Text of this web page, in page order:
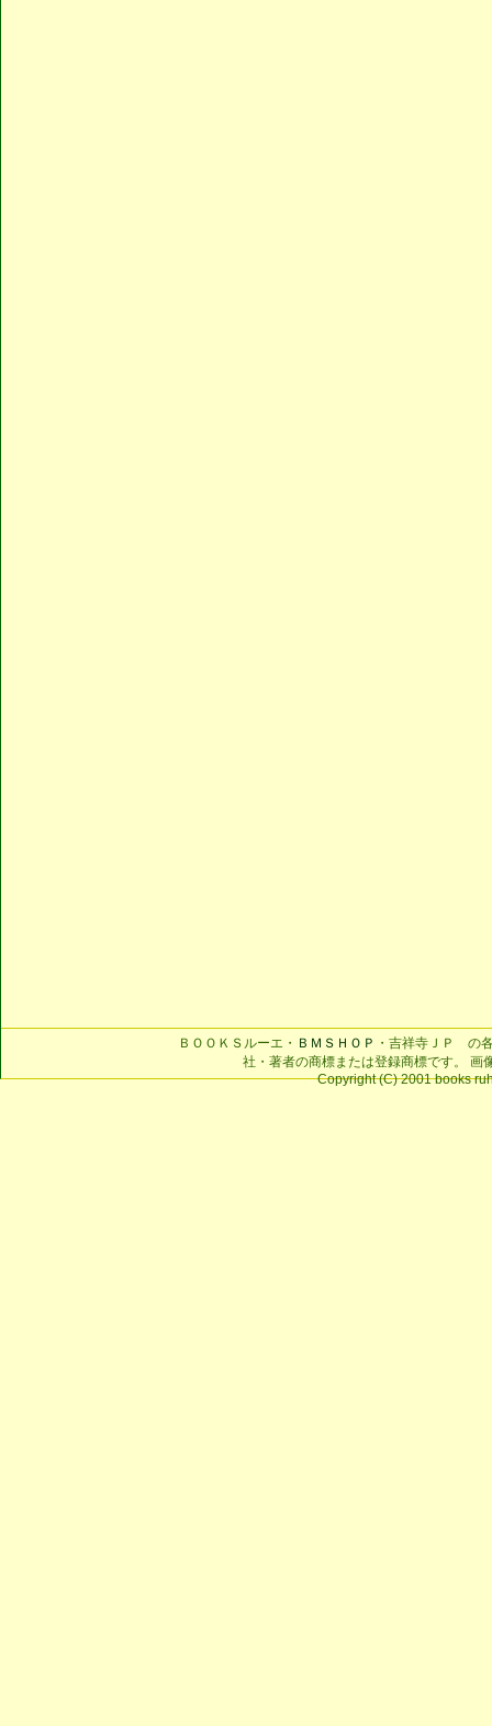
ＢＯＯＫＳルーエ・ ＢＭＳＨＯＰ ・吉祥寺ＪＰ の
社・著者の商標または登録商標です。 画
Copyright (C) 2001 books